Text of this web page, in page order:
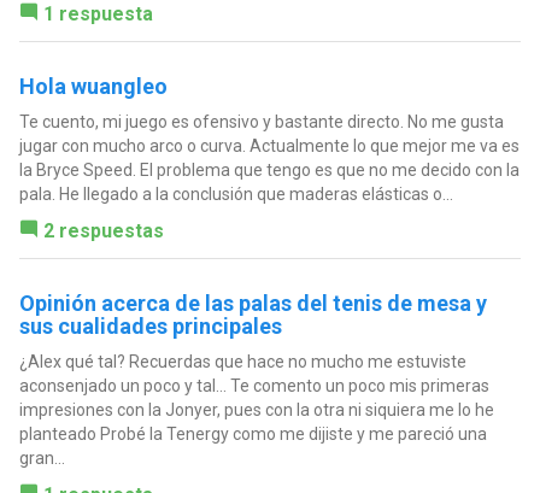
1 respuesta
Hola wuangleo
Te cuento, mi juego es ofensivo y bastante directo. No me gusta
jugar con mucho arco o curva. Actualmente lo que mejor me va es
la Bryce Speed. El problema que tengo es que no me decido con la
pala. He llegado a la conclusión que maderas elásticas o...
2 respuestas
Opinión acerca de las palas del tenis de mesa y
sus cualidades principales
¿Alex qué tal? Recuerdas que hace no mucho me estuviste
aconsenjado un poco y tal... Te comento un poco mis primeras
impresiones con la Jonyer, pues con la otra ni siquiera me lo he
planteado Probé la Tenergy como me dijiste y me pareció una
gran...